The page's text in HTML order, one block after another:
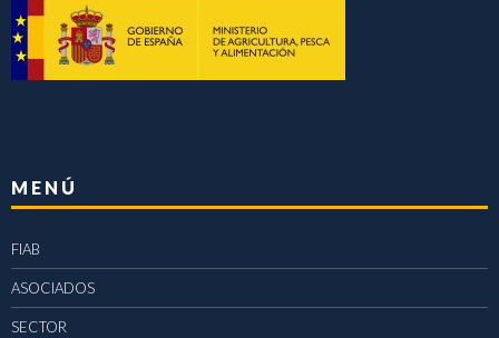
MENÚ
FIAB
ASOCIADOS
SECTOR